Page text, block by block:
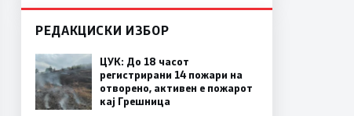
РЕДАКЦИСКИ ИЗБОР
ЦУК: До 18 часот
регистрирани 14 пожари на
отворено, активен е пожарот
кај Грешница